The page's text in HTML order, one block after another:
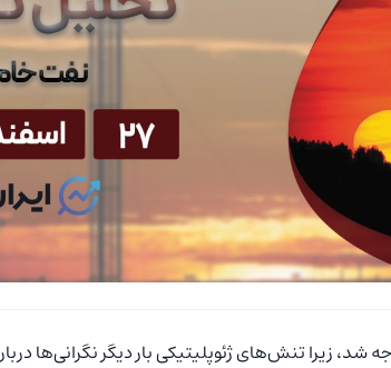
زیرا تنش‌های ژئوپلیتیکی بار دیگر نگرانی‌ها